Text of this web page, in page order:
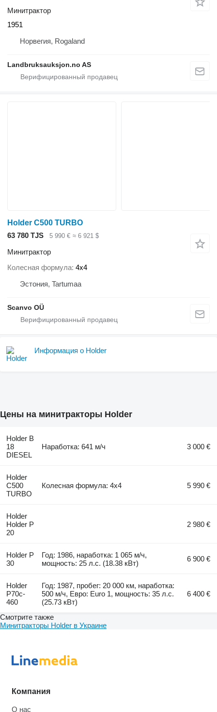
Минитрактор
1951
Норвегия, Rogaland
Landbruksauksjon.no AS
Holder C500 TURBO
63 780 TJS
5 990 € ≈ 6 921 $
Минитрактор
Колесная формула 4x4
Эстония, Tartumaa
Scanvo OÜ
Информация о Holder
Цены на минитракторы Holder
Holder B
18
DIESEL
Наработка: 641 м/ч 3 000 €
Holder
C500
TURBO
Колесная формула: 4x4 5 990 €
Holder
Holder P
20
2 980 €
Holder P
30
Год: 1986, наработка: 1 065 м/ч,
мощность: 25 л.с. (18.38 кВт)
6 900 €
Holder
P70c-
460
Год: 1987, пробег: 20 000 км, наработка:
500 м/ч, Евро: Euro 1, мощность: 35 л.с.
(25.73 кВт)
6 400 €
Смотрите также
Минитракторы Holder в Украине
Компания
О нас